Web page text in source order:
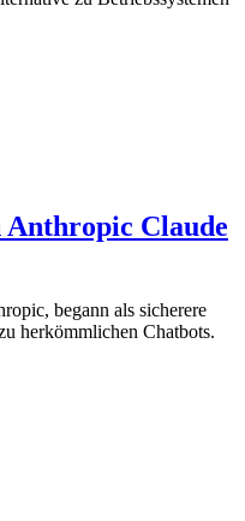
Anthropic Claude
begann als sicherere
herkömmlichen Chatbots.